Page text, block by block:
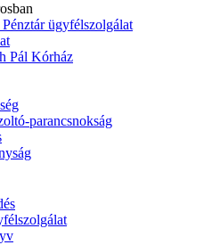
ügyfélszolgálat
Pál Kórház
parancsnokság